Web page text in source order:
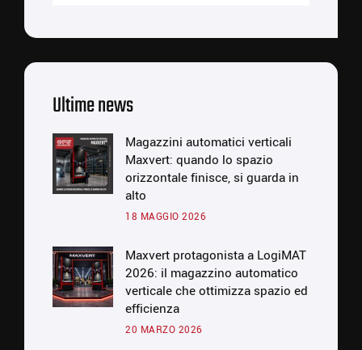
Ultime news
Magazzini automatici verticali
Maxvert: quando lo spazio
orizzontale finisce, si guarda in
alto
18 MAGGIO 2026
Maxvert protagonista a LogiMAT
2026: il magazzino automatico
verticale che ottimizza spazio ed
efficienza
20 MARZO 2026